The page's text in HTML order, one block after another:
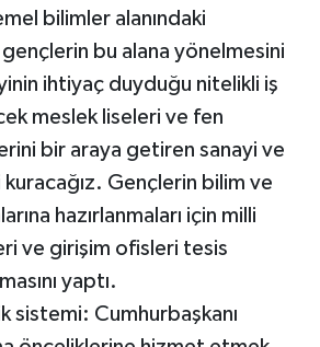
bilimler alanındaki
gençlerin bu alana yönelmesini
ihtiyaç duyduğu nitelikli iş
meslek liseleri ve fen
bir araya getiren sanayi ve
Gençlerin bilim ve
hazırlanmaları için milli
ve girişim ofisleri tesis
yaptı.
sistemi: Cumhurbaşkanı